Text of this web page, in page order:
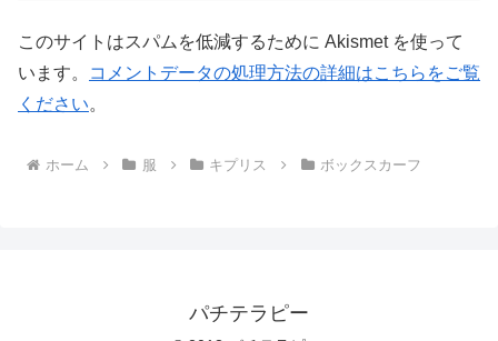
このサイトはスパムを低減するために Akismet を使って
います。
コメントデータの処理方法の詳細はこちらをご覧
ください。
ホーム 服 キプリス ボックスカーフ
パチテラピー